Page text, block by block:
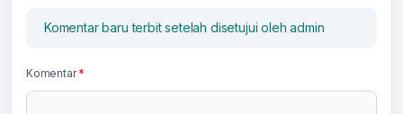
Komentar baru terbit setelah disetujui oleh admin
Komentar*